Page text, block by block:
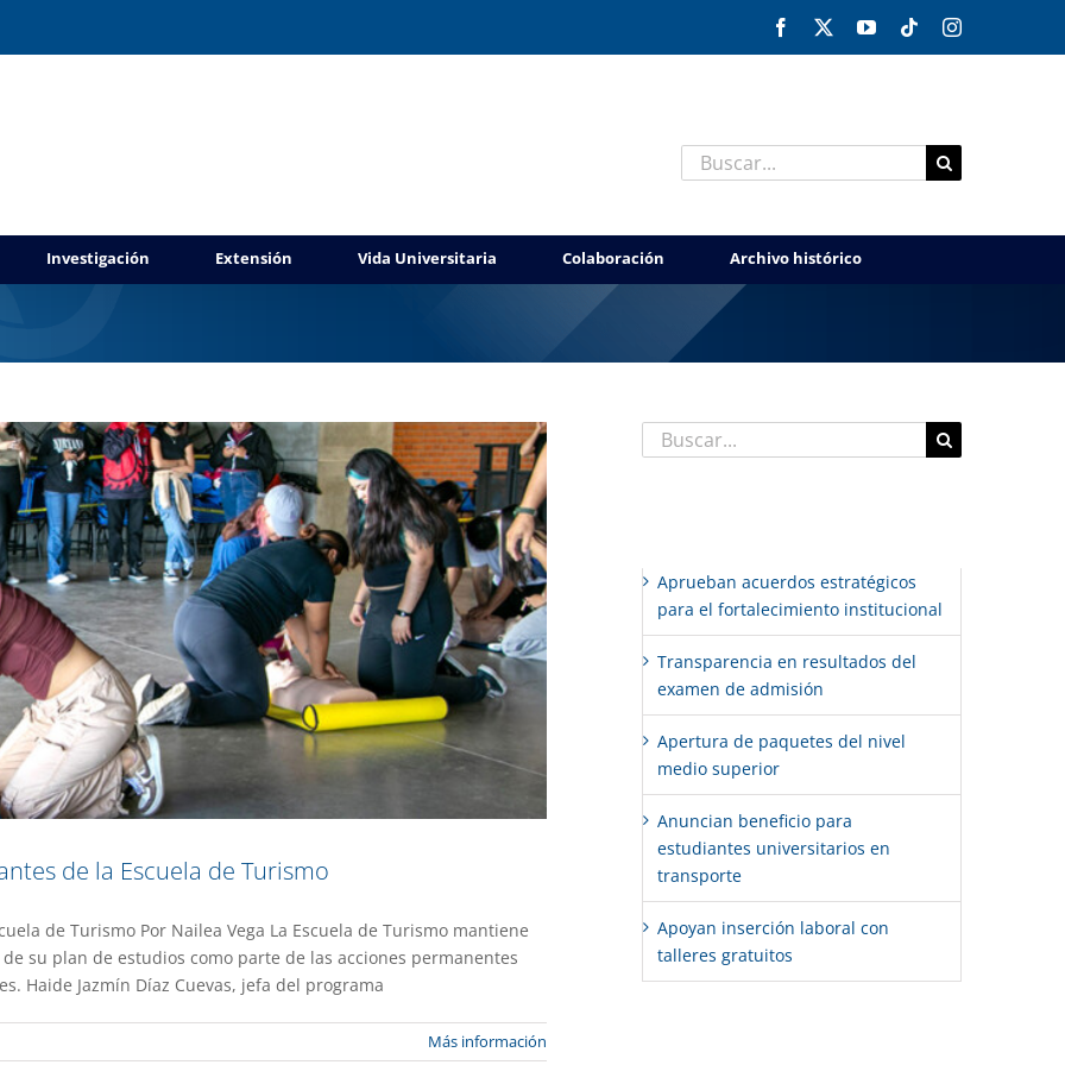
Facebook YouTubeTiktokInstagram
Buscar:
Investigación Extensión Vida Universitaria Colaboración Archivo histórico
a estudiantes de la Escuela de Turismo
Gaceta UAEM No.559
de la Escuela de Turismo
de Turismo Por Nailea Vega La Escuela de Turismo mantiene
su plan de estudios como parte de las acciones permanentes
Haide Jazmín Díaz Cuevas, jefa del programa
Más información
gratuitos en cultura digital
Gaceta UAEM No.559
Buscar:
Aprueban acuerdos estratégicos
para el fortalecimiento institucional
Transparencia en resultados del
examen de admisión
Apertura de paquetes del nivel
medio superior
Anuncian beneficio para
estudiantes universitarios en
transporte
Apoyan inserción laboral con
talleres gratuitos